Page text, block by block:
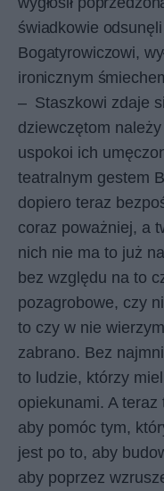
świadkowie
Bogatyrowiczowi,
ironicznym
– Staszkowi zdaje
dziewczętom
uspokoi ich
teatralnym gestem
dopiero teraz
coraz poważniej, a
nich nie ma to już
bez względu na to
pozagrobowe, czy
to czy w nie
zabrano. Bez
to ludzie, którzy
opiekunami. A teraz
aby pomóc tym,
jest po to, aby
aby poprzez